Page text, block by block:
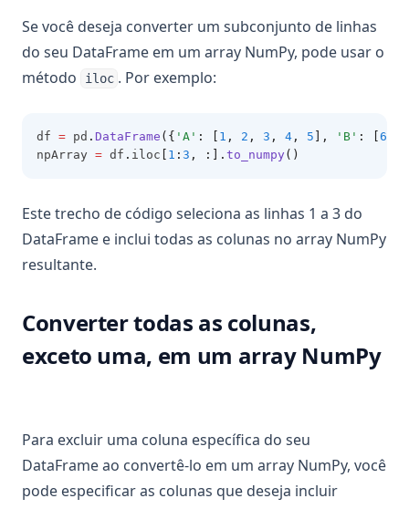
Se você deseja converter um subconjunto de linhas
do seu DataFrame em um array NumPy, pode usar o
método
iloc . Por exemplo:
df = pd . DataFrame ({ 'A' : [ 1 , 2 , 3 , 4 , 5 ], 'B' : [ 6
npArray = df . iloc 1 : 3 , :]. to_numpy ()
Este trecho de código seleciona as linhas 1 a 3 do
DataFrame e inclui todas as colunas no array NumPy
resultante.
Converter todas as colunas,
exceto uma, em um array NumPy
Para excluir uma coluna específica do seu
DataFrame ao convertê-lo em um array NumPy, você
pode especificar as colunas que deseja incluir